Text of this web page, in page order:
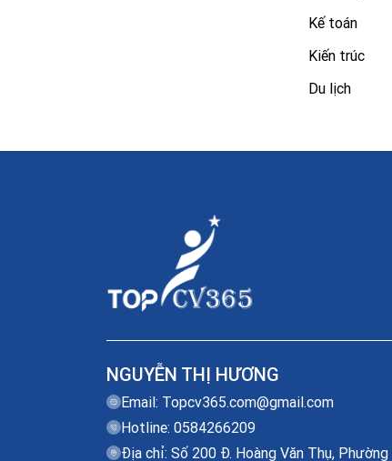
Kế toán
Kiến trúc
Du lịch
NGUYỄN THỊ HƯƠNG
Email: Topcv365.com@gmail.com
Hotline: 0584266209
Địa chỉ: Số 200 Đ. Hoàng Văn Thụ,